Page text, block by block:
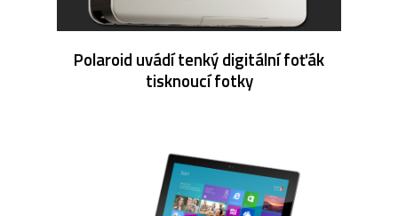
Polaroid uvádí tenký digitální foťák
tisknoucí fotky